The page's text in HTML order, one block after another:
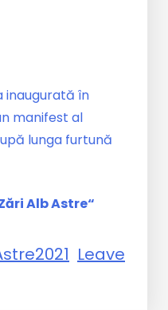
inaugurată în
manifest al
lunga furtună
Alb Astre“
Leave